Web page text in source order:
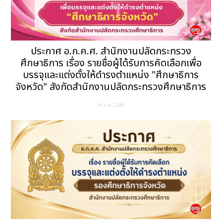
ประกาศ อ.ก.ค.ศ. สำนักงานปลัดกระทรวง
ศึกษาธิการ เรื่อง รายชื่อผู้ได้รับการคัดเลือกเพื่อ
บรรจุและแต่งตั้งให้ดำรงตำแหน่ง "ศึกษาธิการ
จังหวัด" สังกัดสำนักงานปลัดกระทรวงศึกษาธิการ
24 ก.ค. 2569